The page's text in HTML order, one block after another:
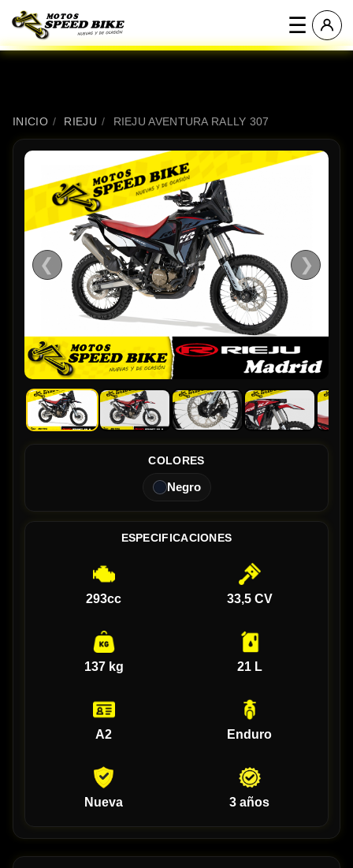
☰
INICIO / RIEJU / RIEJU AVENTURA RALLY 307
❮ ❯
COLORES
Negro
ESPECIFICACIONES
293cc 33,5 CV
137 kg 21 L
A2 Enduro
Nueva 3 años